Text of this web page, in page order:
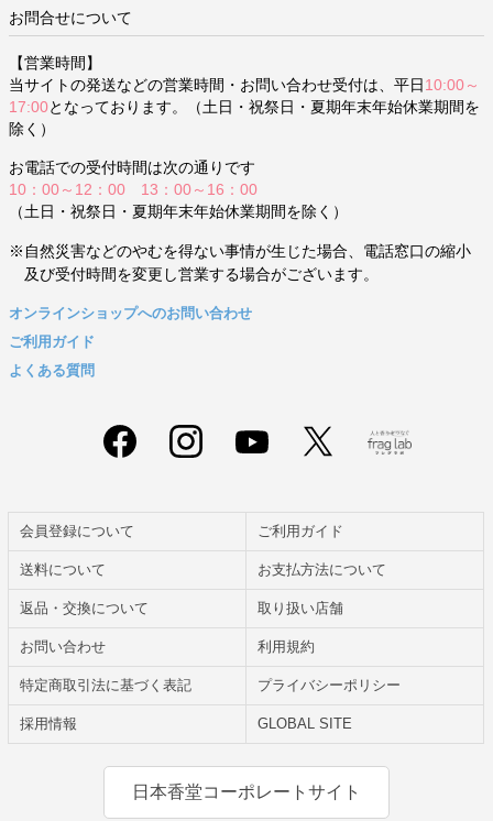
お問合せについて
【営業時間】
当サイトの発送などの営業時間・お問い合わせ受付は、平日 10:00～
17:00となっております。（土日・祝祭日・夏期年末年始休業期間を
除く）
お電話での受付時間は次の通りです
10：00～12：00 13：00～16：00
（土日・祝祭日・夏期年末年始休業期間を除く）
※自然災害などのやむを得ない事情が生じた場合、電話窓口の縮小
及び受付時間を変更し営業する場合がございます。
オンラインショップへのお問い合わせ
ご利用ガイド
よくある質問
会員登録について ご利用ガイド
送料について お支払方法について
返品・交換について 取り扱い店舗
お問い合わせ 利用規約
特定商取引法に基づく表記 プライバシーポリシー
採用情報 GLOBAL SITE
日本香堂コーポレートサイト